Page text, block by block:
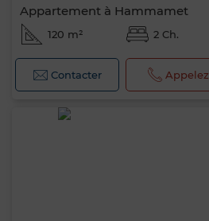
Appartement à Hammamet
120 m² 2 Ch.
Contacter Appelez